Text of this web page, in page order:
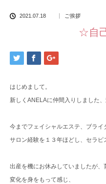
2021.07.18 ご挨拶
☆自
はじめまして。
新しくANELAに仲間入りしました
今までフェイシャルエステ、ブライ
サロン経験を１３年ほどし、セラピ
出産を機にお休みしていましたが
変化を身をもって感じ、